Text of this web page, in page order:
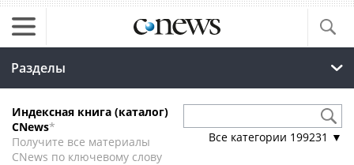
Разделы
Индексная книга (каталог)
CNews*
Получите все материалы
CNews по ключевому слову
Все категории 199231 ▼